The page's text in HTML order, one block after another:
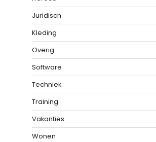
Juridisch
Kleding
Overig
Software
Techniek
Training
Vakanties
Wonen